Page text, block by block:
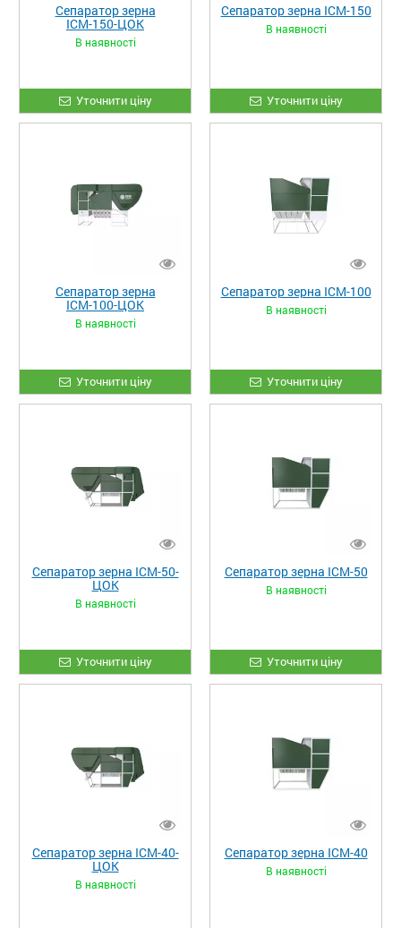
Сепаратор зерна
ІСМ-150-ЦОК
В наявності
Уточнити ціну
Сепаратор зерна ІСМ-150
В наявності
Уточнити ціну
Сепаратор зерна
ІСМ-100-ЦОК
В наявності
Уточнити ціну
Сепаратор зерна ІСМ-100
В наявності
Уточнити ціну
Сепаратор зерна ІСМ-50-
ЦОК
В наявності
Уточнити ціну
Сепаратор зерна ІСМ-50
В наявності
Уточнити ціну
Сепаратор зерна ІСМ-40-
ЦОК
В наявності
Сепаратор зерна ІСМ-40
В наявності